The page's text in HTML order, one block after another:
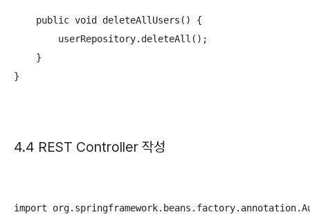
    public void deleteAllUsers() {
        userRepository.deleteAll();
    }
}
4.4 REST Controller 작성
import